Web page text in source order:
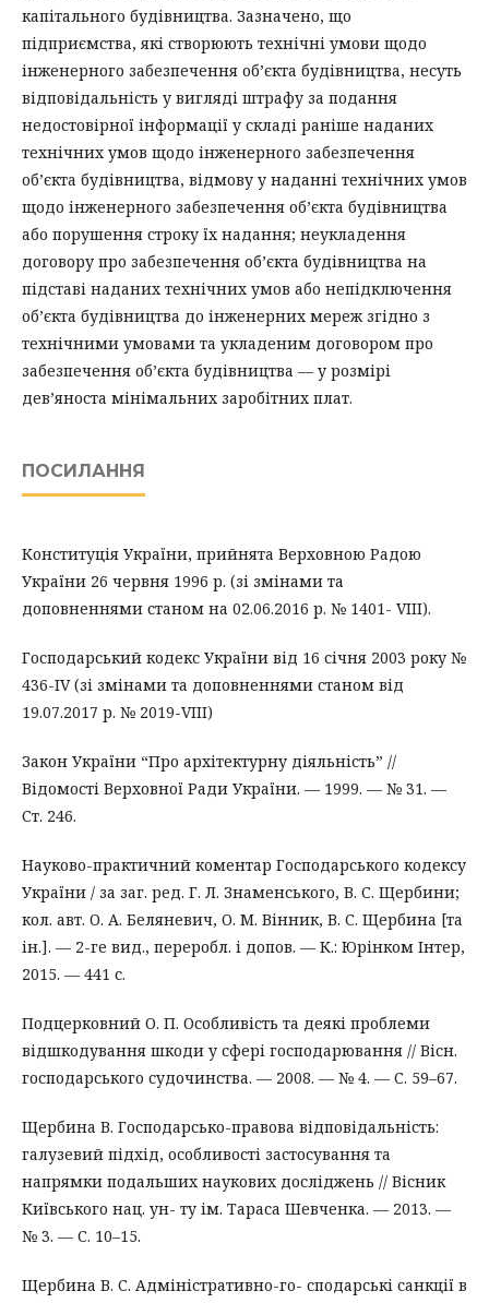
капітального будівництва. Зазначено, що
підприємства, які створюють технічні умови щодо
інженерного забезпечення об’єкта будівництва, несуть
відповідальність у вигляді штрафу за подання
недостовірної інформації у складі раніше наданих
технічних умов щодо інженерного забезпечення
об’єкта будівництва, відмову у наданні технічних умов
щодо інженерного забезпечення об’єкта будівництва
або порушення строку їх надання; неукладення
договору про забезпечення об’єкта будівництва на
підставі наданих технічних умов або непідключення
об’єкта будівництва до інженерних мереж згідно з
технічними умовами та укладеним договором про
забезпечення об’єкта будівництва — у розмірі
дев’яноста мінімальних заробітних плат.
ПОСИЛАННЯ
Конституція України, прийнята Верховною Радою
України 26 червня 1996 р. (зі змінами та
доповненнями станом на 02.06.2016 р. № 1401- VIII).
Господарський кодекс України від 16 січня 2003 року №
436-IV (зі змінами та доповненнями станом від
19.07.2017 р. № 2019-VIII)
Закон України “Про архітектурну діяльність” //
Відомості Верховної Ради України. — 1999. — № 31. —
Ст. 246.
Науково-практичний коментар Господарського кодексу
України / за заг. ред. Г. Л. Знаменського, В. С. Щербини;
кол. авт. О. А. Беляневич, О. М. Вінник, В. С. Щербина [та
ін.]. — 2-ге вид., переробл. і допов. — К.: Юрінком Інтер,
2015. — 441 с.
Подцерковний О. П. Особливість та деякі проблеми
відшкодування шкоди у сфері господарювання // Вісн.
господарського судочинства. — 2008. — № 4. — С. 59–67.
Щербина В. Господарсько-правова відповідальність:
галузевий підхід, особливості застосування та
напрямки подальших наукових досліджень // Вісник
Київського нац. ун- ту ім. Тараса Шевченка. — 2013. —
№ 3. — С. 10–15.
Щербина В. С. Адміністративно-го- сподарські санкції в